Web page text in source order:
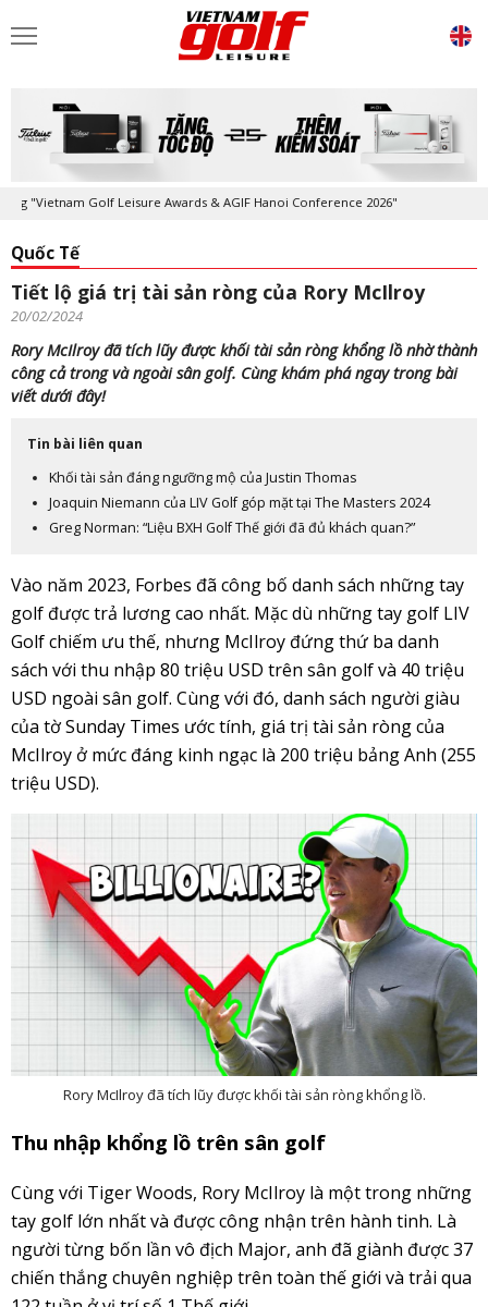
Golf Leisure Awards & AGIF Hanoi Conference 2026"
Quốc Tế
Tiết lộ giá trị tài sản ròng của Rory McIlroy
20/02/2024
Rory McIlroy đã tích lũy được khối tài sản ròng khổng lồ nhờ thành
công cả trong và ngoài sân golf. Cùng khám phá ngay trong bài
viết dưới đây!
Tin bài liên quan
Khối tài sản đáng ngưỡng mộ của Justin Thomas
Joaquin Niemann của LIV Golf góp mặt tại The Masters 2024
Greg Norman: “Liệu BXH Golf Thế giới đã đủ khách quan?”
Vào năm 2023, Forbes đã công bố danh sách những tay
golf được trả lương cao nhất. Mặc dù những tay golf LIV
Golf chiếm ưu thế, nhưng McIlroy đứng thứ ba danh
sách với thu nhập 80 triệu USD trên sân golf và 40 triệu
USD ngoài sân golf. Cùng với đó, danh sách người giàu
của tờ Sunday Times ước tính, giá trị tài sản ròng của
McIlroy ở mức đáng kinh ngạc là 200 triệu bảng Anh (255
triệu USD).
Rory McIlroy đã tích lũy được khối tài sản ròng khổng lồ.
Thu nhập khổng lồ trên sân golf
Cùng với Tiger Woods, Rory McIlroy là một trong những
tay golf lớn nhất và được công nhận trên hành tinh. Là
người từng bốn lần vô địch Major, anh đã giành được 37
chiến thắng chuyên nghiệp trên toàn thế giới và trải qua